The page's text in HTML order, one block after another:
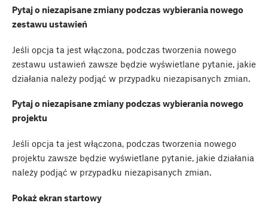
Pytaj o niezapisane zmiany podczas wybierania nowego
zestawu ustawień
Jeśli opcja ta jest włączona, podczas tworzenia nowego
zestawu ustawień zawsze będzie wyświetlane pytanie, jakie
działania należy podjąć w przypadku niezapisanych zmian.
Pytaj o niezapisane zmiany podczas wybierania nowego
projektu
Jeśli opcja ta jest włączona, podczas tworzenia nowego
projektu zawsze będzie wyświetlane pytanie, jakie działania
należy podjąć w przypadku niezapisanych zmian.
Pokaż ekran startowy